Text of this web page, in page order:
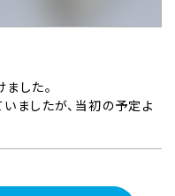
した。
ましたが、当初の予定よ